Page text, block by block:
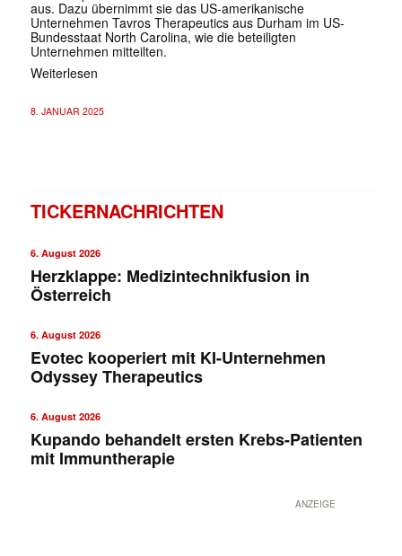
aus. Dazu übernimmt sie das US-amerikanische
Unternehmen Tavros Therapeutics aus Durham im US-
Bundesstaat North Carolina, wie die beteiligten
Unternehmen mitteilten.
Weiterlesen
8. JANUAR 2025
TICKERNACHRICHTEN
6. August 2026
Herzklappe: Medizintechnikfusion in
Österreich
6. August 2026
Evotec kooperiert mit KI-Unternehmen
Odyssey Therapeutics
6. August 2026
Kupando behandelt ersten Krebs-Patienten
mit Immuntherapie
ANZEIGE